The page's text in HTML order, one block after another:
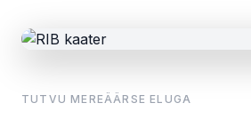
TUTVU MEREÄÄRSE ELUGA